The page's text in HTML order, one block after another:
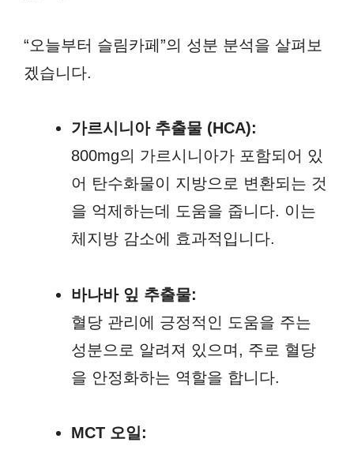
“오늘부터 슬림카페”의 성분 분석을 살펴보
겠습니다.
가르시니아 추출물 (HCA):
800mg의 가르시니아가 포함되어 있
어 탄수화물이 지방으로 변환되는 것
을 억제하는데 도움을 줍니다. 이는
체지방 감소에 효과적입니다.
바나바 잎 추출물:
혈당 관리에 긍정적인 도움을 주는
성분으로 알려져 있으며, 주로 혈당
을 안정화하는 역할을 합니다.
MCT 오일: